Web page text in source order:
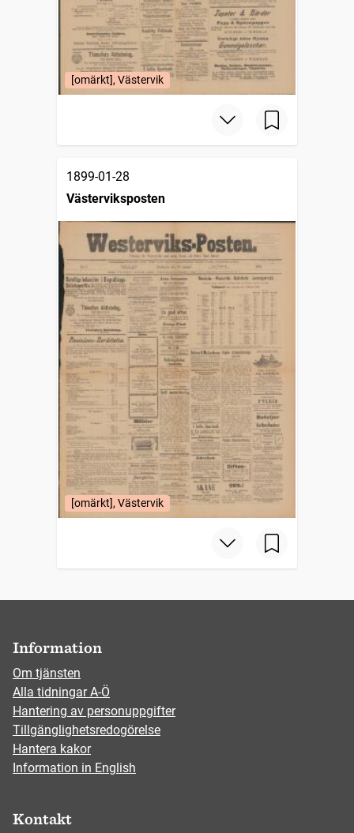
[omärkt], Västervik
1899-01-28
Västerviksposten
[omärkt], Västervik
Information
Om tjänsten
Alla tidningar A-Ö
Hantering av personuppgifter
Tillgänglighetsredogörelse
Hantera kakor
Information in English
Kontakt